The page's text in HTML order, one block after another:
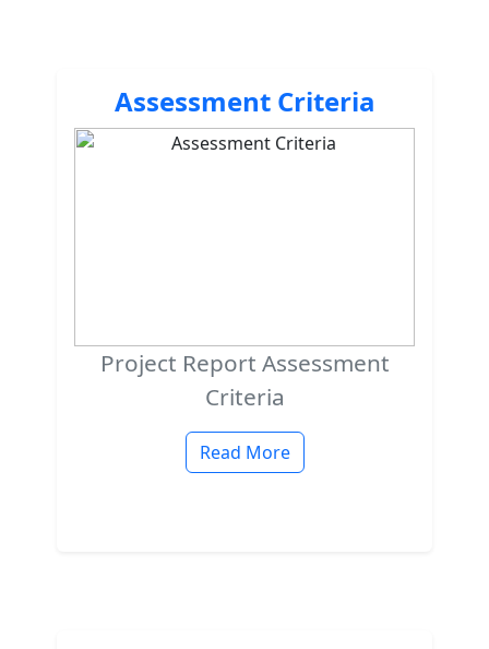
Assessment Criteria
Project Report Assessment
Criteria
Read More